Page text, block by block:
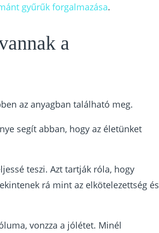
gyűrűk forgalmazása.
a
az anyagban található meg.
segít abban, hogy az életünket
teszi. Azt tartják róla, hogy
rá mint az elkötelezettség és
vonzza a jólétet. Minél